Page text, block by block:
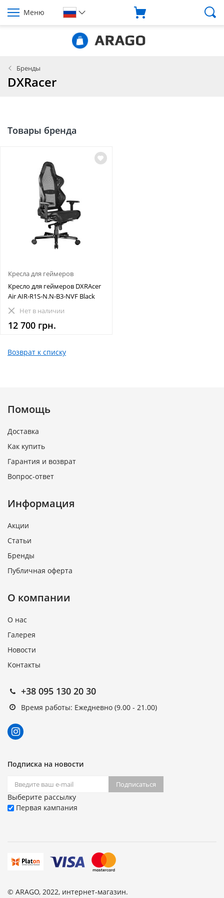
Меню
Бренды
DXRacer
Товары бренда
Кресла для геймеров
Кресло для геймеров DXRAcer
Air AIR-R1S-N.N-B3-NVF Black
Нет в наличии
12 700 грн.
Возврат к списку
Помощь
Доставка
Как купить
Гарантия и возврат
Вопрос-ответ
Информация
Акции
Статьи
Бренды
Публичная оферта
О компании
О нас
Галерея
Новости
Контакты
+38 095 130 20 30
Время работы: Ежедневно (9.00 - 21.00)
Подписка на новости
Подписаться
Выберите рассылку
Первая кампания
© ARAGO, 2022, интернет-магазин.